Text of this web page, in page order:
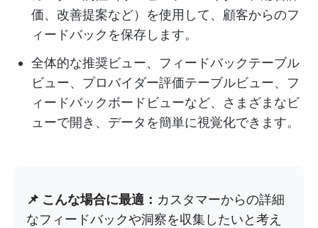
価、改善提案など）を使用して、顧客からのフ
ィードバックを保存します。
全体的な推奨ビュー、フィードバックテーブル
ビュー、プロバイダー評価テーブルビュー、フ
ィードバックボードビューなど、さまざまなビ
ューで開き、データを簡単に視覚化できます。
📌 こんな場合に最適： カスタマーからの詳細
なフィードバックや洞察を収集したいと考え